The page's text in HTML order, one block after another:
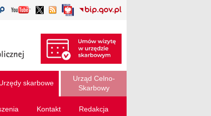
skarbowe
Urząd Celno-
Skarbowy
Kontakt Redakcja